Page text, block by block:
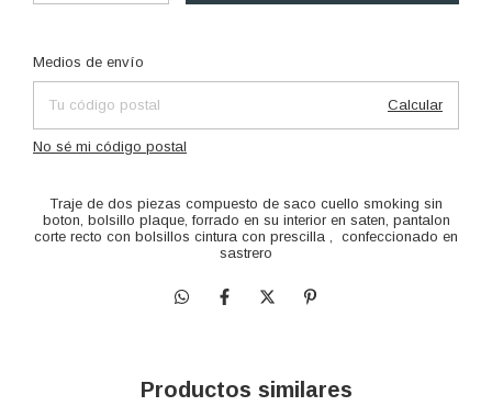
Entregas para el CP:
Medios de envío
Calcular
No sé mi código postal
Traje de dos piezas compuesto de saco cuello smoking sin
boton, bolsillo plaque, forrado en su interior en saten, pantalon
corte recto con bolsillos cintura con prescilla , confeccionado en
sastrero
Productos similares